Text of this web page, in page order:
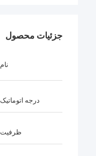
جزئیات محصول
نام
درجه اتوماتیک
ظرفیت